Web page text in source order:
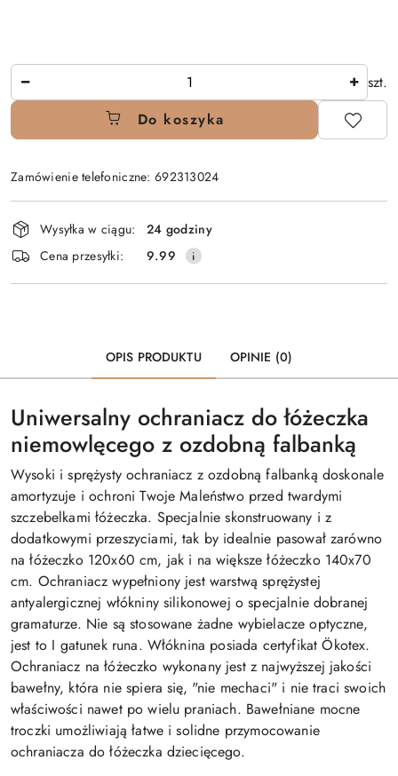
szt.
Do koszyka
Zamówienie telefoniczne: 692313024
Dostępność
i
dostawa
Wysyłka w ciągu:
24 godziny
Cena przesyłki:
9.99
OPIS PRODUKTU OPINIE (0)
Uniwersalny ochraniacz do łóżeczka
niemowlęcego z ozdobną falbanką
Wysoki i sprężysty ochraniacz z ozdobną falbanką doskonale
amortyzuje i ochroni Twoje Maleństwo przed twardymi
szczebelkami łóżeczka. Specjalnie skonstruowany i z
dodatkowymi przeszyciami, tak by idealnie pasował zarówno
na łóżeczko 120x60 cm, jak i na większe łóżeczko 140x70
cm. Ochraniacz wypełniony jest warstwą sprężystej
antyalergicznej włókniny silikonowej o specjalnie dobranej
gramaturze. Nie są stosowane żadne wybielacze optyczne,
jest to I gatunek runa. Włóknina posiada certyfikatÖkotex.
Ochraniacz na łóżeczko wykonany jest z najwyższej jakości
bawełny, która nie spiera się, "nie mechaci" i nie traci swoich
właściwości nawet po wielu praniach. Bawełniane mocne
troczki umożliwiają łatwe i solidne przymocowanie
ochraniacza do łóżeczka dziecięcego.